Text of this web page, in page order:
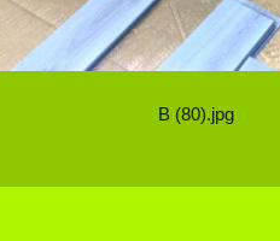
B (80).jpg